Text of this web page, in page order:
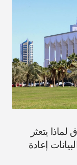
السلام.
يتعثر
إعادة